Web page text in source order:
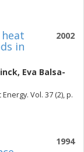
2002
in
, Eva Balsa-
Vol. 37 (2), p.
1994